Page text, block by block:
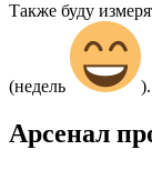
Также буду
(недель ).
Арсенал